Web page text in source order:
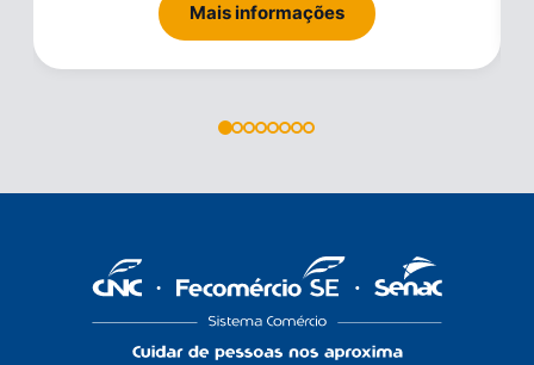
Mais informações